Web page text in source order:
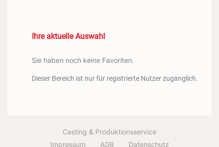
Ihre aktuelle Auswahl
Sie haben noch keine Favoriten.
Dieser Bereich ist nur für registrierte Nutzer zugänglich.
Casting & Produktionsservice
Impressum
AGB Datenschutz